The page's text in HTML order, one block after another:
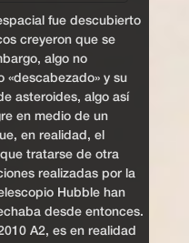
fue descubierto
creyeron que se
algo no
«descabezado» y su
asteroides, algo así
en medio de un
en realidad, el
tratarse de otra
realizadas por la
Hubble han
desde entonces.
A2, es en realidad